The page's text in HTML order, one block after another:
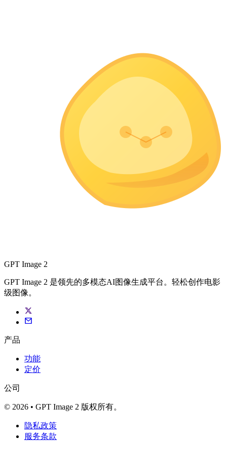
GPT Image 2
GPT Image 2 是领先的多模态AI图像生成平台。轻松创作电影
级图像。
产品
功能
定价
公司
© 2026 • GPT Image 2 版权所有。
隐私政策
服务条款